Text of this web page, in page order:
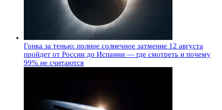
Гонка за тенью: полное солнечное затмение 12 августа
пройдет от России до Испании — где смотреть и почему
99% не считаются